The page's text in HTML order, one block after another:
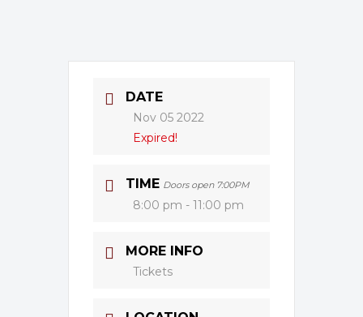
DATE
Nov 05 2022
Expired!
TIME Doors open 7:00PM
8:00 pm - 11:00 pm
MORE INFO
Tickets